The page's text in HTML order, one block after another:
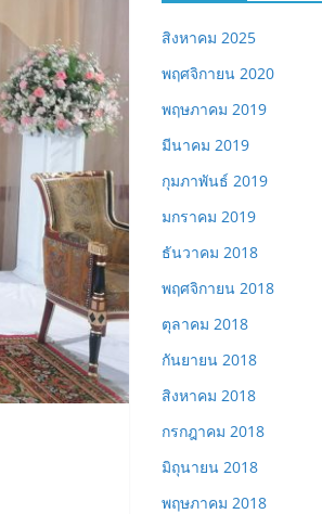
สิงหาคม 2025
พฤศจิกายน 2020
พฤษภาคม 2019
มีนาคม 2019
กุมภาพันธ์ 2019
มกราคม 2019
ธันวาคม 2018
พฤศจิกายน 2018
ตุลาคม 2018
กันยายน 2018
สิงหาคม 2018
กรกฎาคม 2018
มิถุนายน 2018
พฤษภาคม 2018